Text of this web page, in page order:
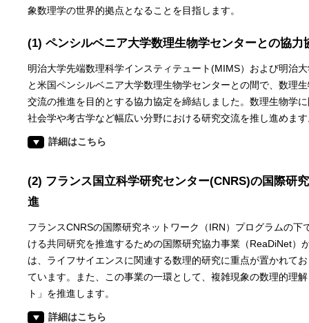
象数理学の世界的拠点となることを目指します。
(1) ペンシルベニア大学数理生物学センターとの協力
明治大学先端数理科学インスティテュート(MIMS）および明治
と米国ペンシルベニア大学数理生物学センターとの間で、数理
交流の推進を目的とする協力協定を締結しました。数理生物学
社会学や考古学など幅広い分野における研究交流を推し進めま
詳細はこちら
(2) フランス国立科学研究センター(CNRS)の国際研
進
フランスCNRSの国際研究ネットワーク（IRN）プログラムの下
ける共同研究を推進するための国際研究協力事業（ReaDiNet）
は、ライフサイエンスに関連する数理的研究に重点が置かれて
ています。また、この事業の一環として、複雑現象の数理的理
ト」を推進します。
詳細はこちら